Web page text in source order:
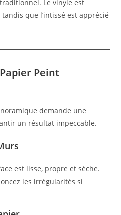
Le vinyle est
que l’intissé est apprécié
Peint
demande une
un résultat impeccable.
est lisse, propre et sèche.
les irrégularités si